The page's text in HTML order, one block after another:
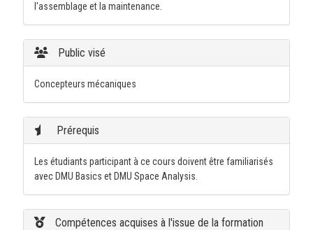
l'assemblage et la maintenance.
Public visé
Concepteurs mécaniques
Prérequis
Les étudiants participant à ce cours doivent être familiarisés
avec DMU Basics et DMU Space Analysis.
Compétences acquises à l'issue de la formation